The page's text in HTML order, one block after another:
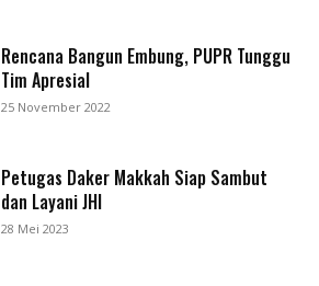
Rencana Bangun Embung, PUPR Tunggu
Tim Apresial
25 November 2022
Petugas Daker Makkah Siap Sambut
dan Layani JHI
28 Mei 2023